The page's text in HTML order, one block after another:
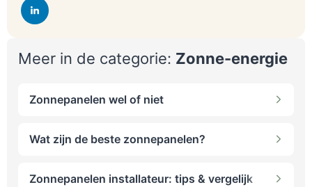
Meer in de categorie: Zonne-energie
Zonnepanelen wel of niet
Wat zijn de beste zonnepanelen?
Zonnepanelen installateur: tips & vergelijk